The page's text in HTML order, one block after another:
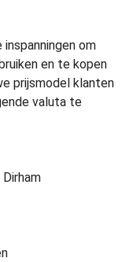
om
en te kopen
prijsmodel klanten
valuta te